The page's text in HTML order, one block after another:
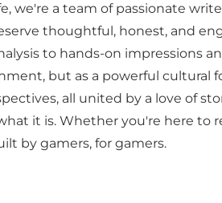
we're a team of passionate
thoughtful, honest, and
to hands-on impressions
but as a powerful cultural
all united by a love of
it is. Whether you're here to
by gamers, for gamers.